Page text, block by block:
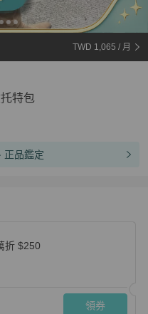
TWD 1,065 / 月
特包
正品鑑定
折 $250
領券